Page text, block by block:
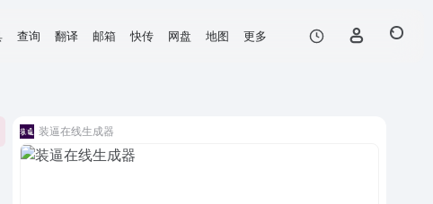
查询 翻译 邮箱 快传 网盘 地图 更多
装逼在线生成器